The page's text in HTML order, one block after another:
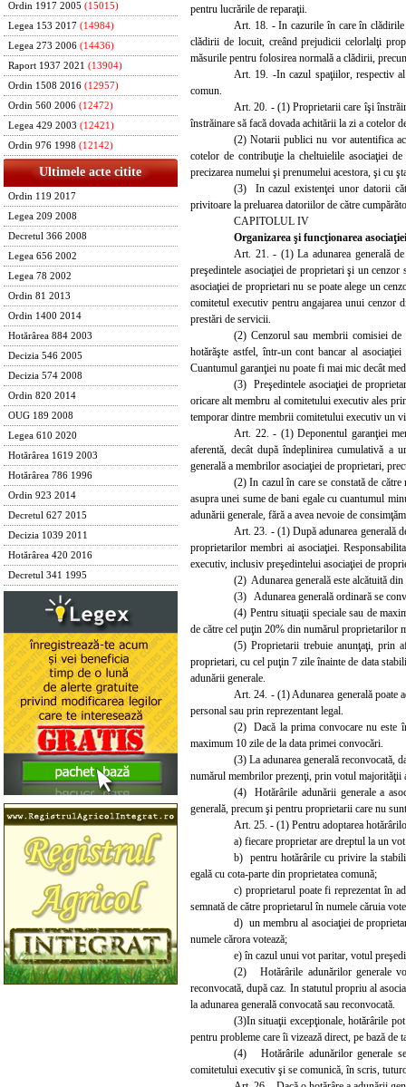
Ordin 1917 2005 (15015)
Legea 153 2017 (14984)
Legea 273 2006 (14436)
Raport 1937 2021 (13904)
Ordin 1508 2016 (12957)
Ordin 560 2006 (12472)
Legea 429 2003 (12421)
Ordin 976 1998 (12142)
Ultimele acte citite
Ordin 119 2017
Legea 209 2008
Decretul 366 2008
Legea 656 2002
Legea 78 2002
Ordin 81 2013
Ordin 1400 2014
Hotărârea 884 2003
Decizia 546 2005
Decizia 574 2008
Ordin 820 2014
OUG 189 2008
Legea 610 2020
Hotărârea 1619 2003
Hotărârea 786 1996
Ordin 923 2014
Decretul 627 2015
Decizia 1039 2011
Hotărârea 420 2016
Decretul 341 1995
pentru lucrările de reparaţii.
Art. 18. - In cazurile în care în
clădirii de locuit, creând prejudicii celorlalţi
măsurile pentru folosirea normală a clădirii,
Art. 19. -In cazul spaţiilor, respectiv
comun.
Art. 20. - (1) Proprietarii care îşi
înstrăinare să facă dovada achitării la zi a cotelor
(2) Notarii publici nu vor autentifica
cotelor de contribuţie la cheltuielile asociaţiei
precizarea numelui şi prenumelui acestora, şi cu
(3) In cazul existenţei unor datorii
privitoare la preluarea datoriilor de către
CAPITOLUL IV
Organizarea şi funcţionarea
Art. 21. - (1) La adunarea generală
preşedintele asociaţiei de proprietari şi un cenzor
asociaţiei de proprietari nu se poate alege un
comitetul executiv pentru angajarea unui cenzor
prestări de servicii.
(2) Cenzorul sau membrii comisiei de
hotărăşte astfel, într-un cont bancar al
Cuantumul garanţiei nu poate fi mai mic decât
(3) Preşedintele asociaţiei de
oricare alt membru al comitetului executiv ales
temporar dintre membrii comitetului executiv un
Art. 22. - (1) Deponentul garanţiei
aferentă, decât după îndeplinirea cumulativă a
generală a membrilor asociaţiei de proprietari,
(2) In cazul în care se constată de
asupra unei sume de bani egale cu cuantumul
adunării generale, fără a avea nevoie de
Art. 23. - (1) După adunarea generală
proprietarilor membri ai asociaţiei.
executiv, inclusiv preşedintelui asociaţiei de
(2) Adunarea generală este alcătuită
(3) Adunarea generală ordinară se
(4) Pentru situaţii speciale sau de
de către cel puţin 20% din numărul proprietarilor
(5) Proprietarii trebuie anunţaţi, prin
proprietari, cu cel puţin 7 zile înainte de data
adunării generale.
Art. 24. - (1) Adunarea generală poate
personal sau prin reprezentant legal.
(2) Dacă la prima convocare nu este
maximum 10 zile de la data primei convocări.
(3) La adunarea generală reconvocată,
numărul membrilor prezenţi, prin votul majorităţii
(4) Hotărârile adunării generale a
generală, precum şi pentru proprietarii care nu
Art. 25. - (1) Pentru adoptarea
a) fiecare proprietar are dreptul la un
b) pentru hotărârile cu privire la
egală cu cota-parte din proprietatea comună;
c) proprietarul poate fi reprezentat în
semnată de către proprietarul în numele căruia
d) un membru al asociaţiei de
numele cărora votează;
e) în cazul unui vot paritar, votul
(2) Hotărârile adunărilor generale
reconvocată, după caz. In statutul propriu al
la adunarea generală convocată sau reconvocată.
(3)In situaţii excepţionale, hotărârile
pentru probleme care îi vizează direct, pe bază de
(4) Hotărârile adunărilor generale se
comitetului executiv şi se comunică, în scris,